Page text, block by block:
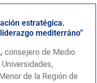
estratégica.
mediterráno”
consejero de Medio
de la Región de